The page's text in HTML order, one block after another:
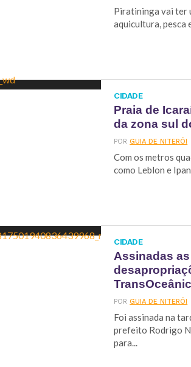
Piratininga vai ter
aquicultura, pesca
CIDADE
Praia de
da zona sul
PORGUIA DE NITERÓI
Com os metros
como Leblon e
CIDADE
Assinadas
PORGUIA DE NITERÓI
Foi assinada na
prefeito Rodrigo
para...